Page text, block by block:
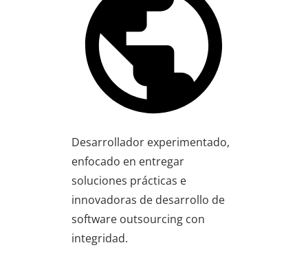
Desarrollador experimentado,
enfocado en entregar
soluciones prácticas e
innovadoras de desarrollo de
software outsourcing con
integridad.